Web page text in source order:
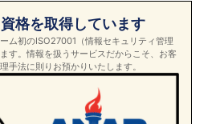
格を取得しています
ム初のISO27001（情報セキュリティ管理
す。情報を扱うサービスだからこそ、お客
手法に則りお預かりいたします。